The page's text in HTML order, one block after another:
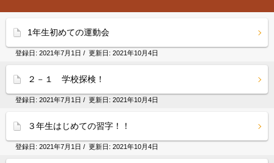
1年生初めての運動会
登録日: 2021年7月1日 / 更新日: 2021年10月4日
２－１ 学校探検！
登録日: 2021年7月1日 / 更新日: 2021年10月4日
３年生はじめての習字！！
登録日: 2021年7月1日 / 更新日: 2021年10月4日